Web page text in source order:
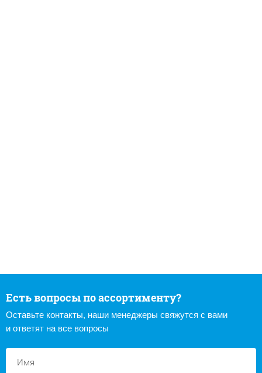
Есть вопросы по ассортименту?
Оставьте контакты, наши менеджеры свяжутся с вами
и ответят на все вопросы